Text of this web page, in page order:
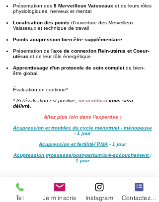
Présentation des 8 Merveilleux Vaisseaux et de leurs rôles
physiologiques, nerveux et mental
Localisation des points d'ouverture des Merveilleux
Vaisseaux et technique de travail
Points acupression bien-être supplémentaire
Présentation de l'axe de connexion Rein-utérus et Coeur-
utérus et de leur rôle énergétique
Apprentissage d'un protocole de soin completde bien-
être global
Évaluation en continue*
* Si l'évaluation est positive un certificatvous sera
délivré.
Allez plus loin dans l'expertise :
Acupression et troubles du cycle menstruel - ménopause
- 1 jour
Acupression et fertilité/¨PMA - 1 jour
Acupression grossesse/post-partum/pré-accouchement :
1 jour
Prochaines dates
Tel Je m'inscris Instagram Contactez nous